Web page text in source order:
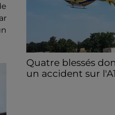
Quatre blessés
un accident sur